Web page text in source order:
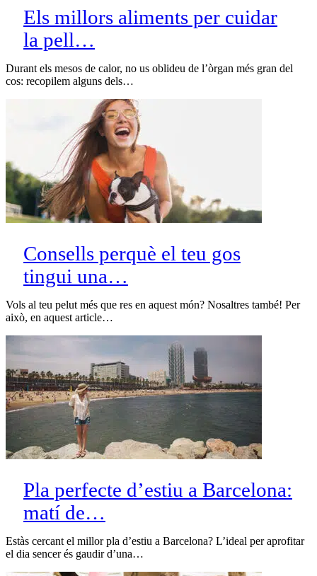
Els millors aliments per cuidar
la pell…
Durant els mesos de calor, no us oblideu de l’òrgan més gran del
cos: recopilem alguns dels…
Consells perquè el teu gos
tingui una…
Vols al teu pelut més que res en aquest món? Nosaltres també! Per
això, en aquest article…
Pla perfecte d’estiu a Barcelona:
matí de…
Estàs cercant el millor pla d’estiu a Barcelona? L’ideal per aprofitar
el dia sencer és gaudir d’una…